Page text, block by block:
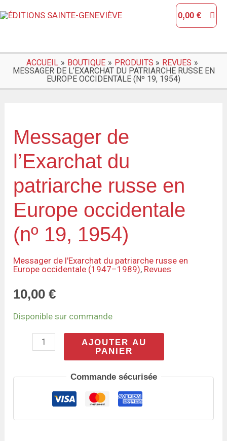
0,00 €
ACCUEIL BOUTIQUE PRODUITS
REVUES
MESSAGER DE L’EXARCHAT DU PATRIARCHE RUSSE EN
EUROPE OCCIDENTALE (Nº 19, 1954)
Messager de
l’Exarchat du
patriarche russe en
Europe occidentale
(nº 19, 1954)
Messager de l'Exarchat du patriarche russe en
Europe occidentale (1947–1989), Revues
10,00€
Disponible sur commande
de
Messager
de
l'Exarchat
du
patriarche
russe
en
Europe
occidentale
(nº
1954)
AJOUTER AU
PANIER
Commande sécurisée